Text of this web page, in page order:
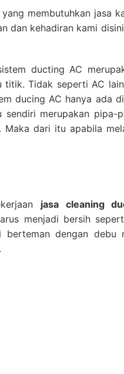
membutuhkan jasa
dan kehadiran kami
ducting AC
titik. Tidak seperti AC
ducing AC hanya ada
merupakan
dari itu apabila
jasa cleaning
menjadi bersih
dengan